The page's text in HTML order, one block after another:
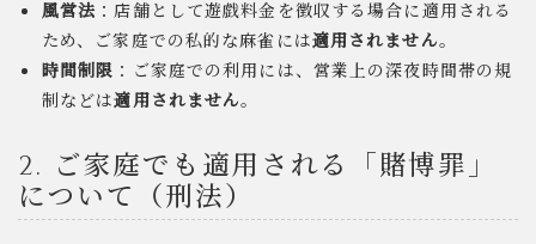
風営法 ：店舗として遊戯料金を徴収する場合に適用される
ため、ご家庭での私的な麻雀には適用されません。
時間制限 ：ご家庭での利用には、営業上の深夜時間帯の規
制などは適用されません。
2. ご家庭でも適用される「賭博罪」
について（刑法）